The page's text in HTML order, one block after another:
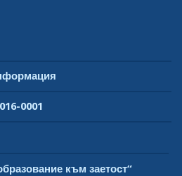
0001
към заетост“